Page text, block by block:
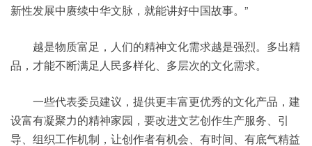
新性发展中赓续中华文脉，就能讲好中国故事。”
越是物质富足，人们的精神文化需求越是强烈。多出精
品，才能不断满足人民多样化、多层次的文化需求。
一些代表委员建议，提供更丰富更优秀的文化产品，建
设富有凝聚力的精神家园，要改进文艺创作生产服务、引
导、组织工作机制，让创作者有机会、有时间、有底气精益